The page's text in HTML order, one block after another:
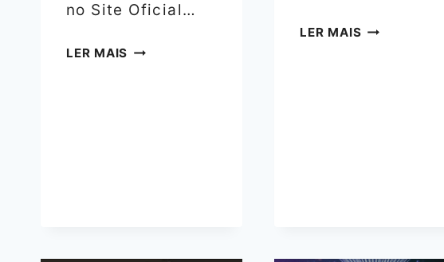
no Site Oficial…
LER MAIS FORMAÇÃO
LER MAIS PLATAFORMA